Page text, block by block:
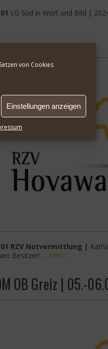
von Cookies
Einstellungen anzeigen
LG Süd in Wort und Bild |
01 RZV Notvermittlung |
Besitzer! … Mehr
OB Greiz | 05.-